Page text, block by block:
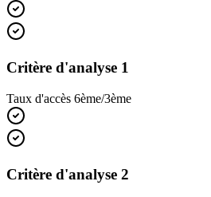
Critère d'analyse 1
Taux d'accès 6ème/3ème
Critère d'analyse 2